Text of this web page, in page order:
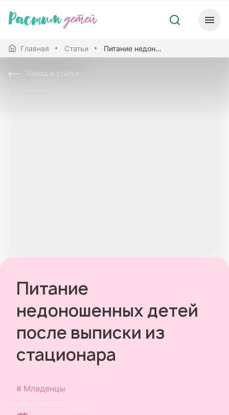
Главная Статьи Питание недоношенных детей после выписки из стационара
Назад в статьи
Питание
недоношенных детей
после выписки из
стационара
Младенцы